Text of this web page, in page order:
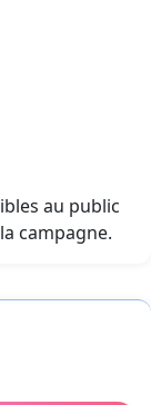
au public
campagne.